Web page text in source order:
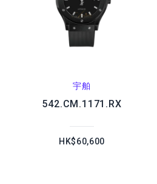
宇舶
542.CM.1171.RX
HK$60,600